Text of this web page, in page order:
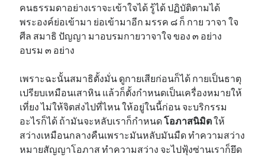
คนธรรมดาอย่างเราจะเข้าใจได้ รู้ได้ ปฏิบัติตามได้
พระองค์ย่อเข้ามา ย่อเข้ามาอีก มรรค ๘ ก็ กาย วาจา ใจ
ศีล สมาธิ ปัญญา มาอบรมกายวาจาใจ ของ ๓ อย่าง
อบรม ๓ อย่าง
เพราะฉะนั้นสมาธิตั้งมั่น ดูกายเสียก่อนก็ได้ กายเป็นธาตุ
เปรียบเหมือนเสาหิน แล้วก็ตั้งกำหนดเป็นเครื่องหมายให้
เที่ยง ไม่ให้จิตส่งไปที่ไหน ให้อยู่ในนี้ก่อน จะบริกรรม
อะไรก็ได้ ถ้ามันจะหลับเราก็กำหนดโอภาสนิมิตให้
สว่างเหมือนกลางคืนเพราะมันหลับมันมืด ทำความสว่าง
หมายสัญญาโอภาส ทำความสว่าง จะไปฟุ้งซ่านเราก็ยึด